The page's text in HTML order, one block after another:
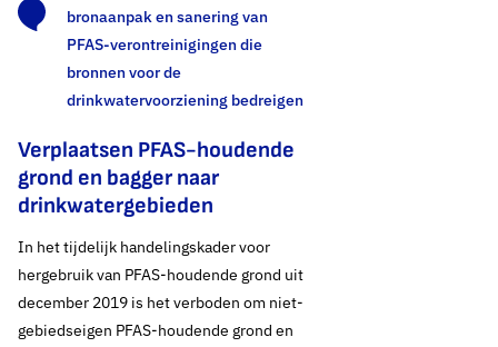
bronaanpak en sanering van
PFAS-verontreinigingen die
bronnen voor de
drinkwatervoorziening bedreigen
Verplaatsen PFAS-houdende
grond en bagger naar
drinkwatergebieden
In het tijdelijk handelingskader voor
hergebruik van PFAS-houdende grond uit
december 2019 is het verboden om niet-
gebiedseigen PFAS-houdende grond en